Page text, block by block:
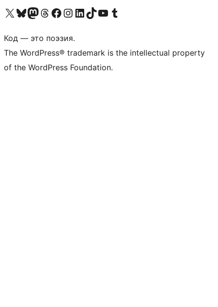
Посетите нас в X (ранее Twitter)
Посетите нашу учётную запись в Bluesky
Посетите нашу ленту в Mastodon
Посетите нашу учётную запись в Threads
Посетите нашу страницу на Facebook
Посетите наш Instagram
Посетите нашу страницу в LinkedIn
Посетите нашу учётную запись в TikTok
Посетите наш канал YouTube
Посетите нашу учётную запись в Tumblr
Код — это поэзия.
The WordPress® trademark is the intellectual property
of the WordPress Foundation.